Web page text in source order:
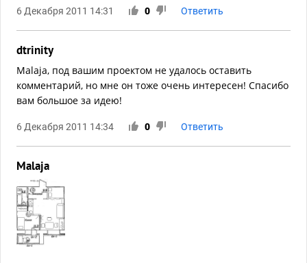
6 Декабря 2011 14:31 0 Ответить
dtrinity
Malaja, под вашим проектом не удалось оставить
комментарий, но мне он тоже очень интересен! Спасибо
вам большое за идею!
6 Декабря 2011 14:34 0 Ответить
Malaja